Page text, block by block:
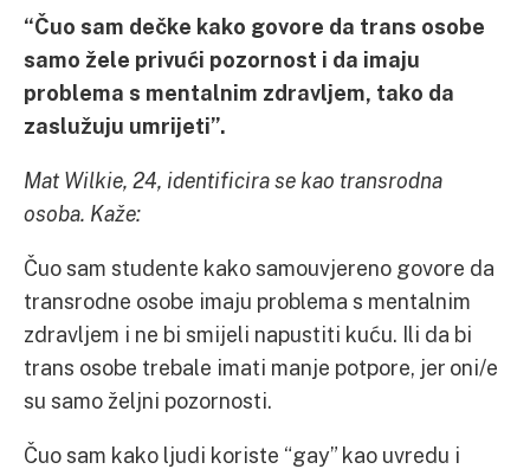
“Čuo sam dečke kako govore da trans osobe
samo žele privući pozornost i da imaju
problema s mentalnim zdravljem, tako da
zaslužuju umrijeti”.
Mat Wilkie, 24, identificira se kao transrodna
osoba. Kaže:
Čuo sam studente kako samouvjereno govore da
transrodne osobe imaju problema s mentalnim
zdravljem i ne bi smijeli napustiti kuću. Ili da bi
trans osobe trebale imati manje potpore, jer oni/e
su samo željni pozornosti.
Čuo sam kako ljudi koriste “gay” kao uvredu i